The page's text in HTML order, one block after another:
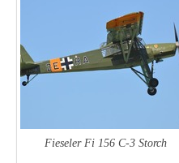
Fieseler Fi 156 C-3 Storch